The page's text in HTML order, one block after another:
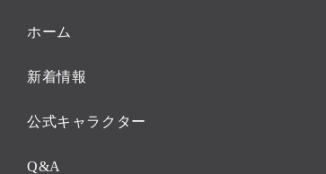
ホーム
新着情報
公式キャラクター
Q&A